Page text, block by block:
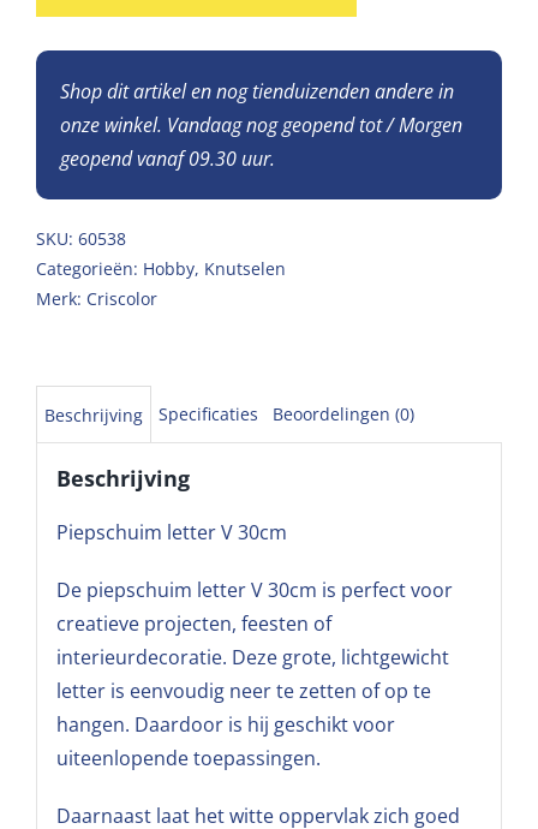
Shop dit artikel en nog tienduizenden andere in
onze winkel. Vandaag nog geopend tot / Morgen
geopend vanaf 09.30 uur.
SKU: 60538
Categorieën: Hobby, Knutselen
Merk: Criscolor
Beschrijving Specificaties Beoordelingen (0)
Beschrijving
Piepschuim letter V 30cm
De piepschuim letter V 30cm is perfect voor
creatieve projecten, feesten of
interieurdecoratie. Deze grote, lichtgewicht
letter is eenvoudig neer te zetten of op te
hangen. Daardoor is hij geschikt voor
uiteenlopende toepassingen.
Daarnaast laat het witte oppervlak zich goed